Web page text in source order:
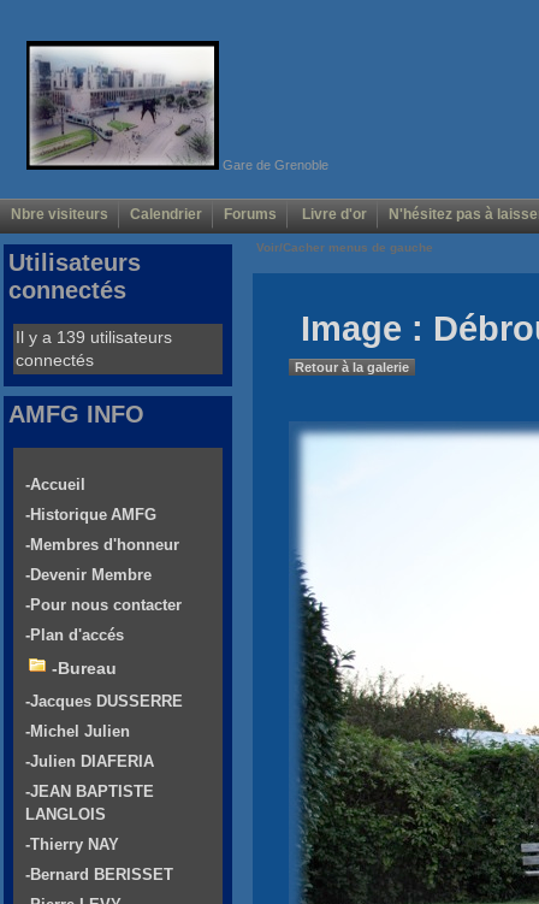
Gare de Grenoble
Nbre visiteurs Calendrier Forums Livre d'or N'hésitez pas à
Voir/Cacher menus de gauche
Image :
Retour à la galerie
Utilisateurs
connectés
Il y a 139 utilisateurs
connectés
AMFG INFO
-Accueil
-Historique AMFG
-Membres d'honneur
-Devenir Membre
-Pour nous contacter
-Plan d'accés
-Bureau
-Jacques DUSSERRE
-Michel Julien
-Julien DIAFERIA
-JEAN BAPTISTE
LANGLOIS
-Thierry NAY
-Bernard BERISSET